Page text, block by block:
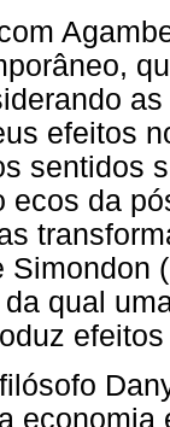
efeitos
sentidos
ecos da
qual